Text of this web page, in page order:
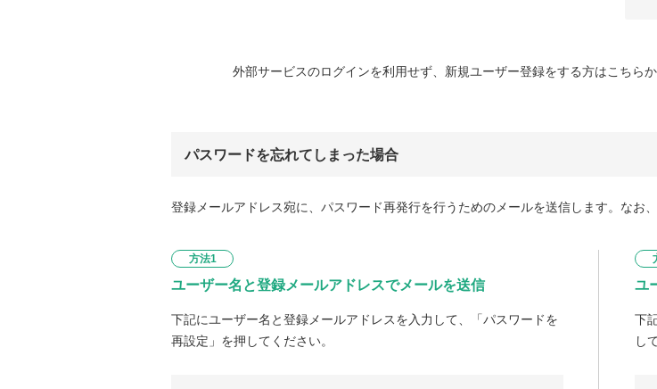
外部サービスのログインを利用せず、新規ユーザー登録をする方はこちらか
パスワードを忘れてしまった場合
登録メールアドレス宛に、パスワード再発行を行うためのメールを送信します。なお
方法1
ユーザー名と登録メールアドレスでメールを送信
下記にユーザー名と登録メールアドレスを入力して、「パスワードを
再設定」を押してください。
ユ
下
し